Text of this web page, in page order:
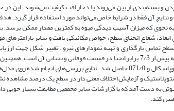
و بسته‌بندی از بین می‌روند یا دچار افت کیفیت می‌شوند. این در
آن فقط در شرایط خاص می‌تواند مورد استفاده قرار ‌گیرد.
که میزان آسیب دیدگی میوه به کمترین مقدار ممکن برسد.
شعاع انحنای سطح، خواص مکانیکی بافت و سایر پارامترهای
بارگذاری و تهیه نمودارهای نیرو – تغییر شکل جهت
مقایسه مدل‌های شبیه سازی انجام شد. میانگین انحنا در قسمت میانی میوه 43/61 میلی‌متر به دست آمد که بیش از 7/3 برابر انحنا در قسمت فوقانی و تحتانی آن
آزمایش تعیین خواص مکانیکی، میانگین تنش و کرنش شکست بافت سیب رقم رد دلیشز به ترتیب 282 کیلوپاسکال و 071/0 حاصل شد. نتایج بررسی‌های انجام
و آزمایش اختلاف معنی دار در سطح یک درصد مشاهده
بارگذاری مجاز برای رقم رد دلیشز به کمک مدل شبیه سازی شده با خواص مادی الاستوپلاستیک 32 نیوتن به دست آمد که با گزارشات سایر محققین مطابقت بسیار
کند.